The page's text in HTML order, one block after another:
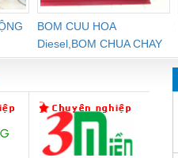
BOM CUU HOA
Diesel,BOM CHUA CHAY